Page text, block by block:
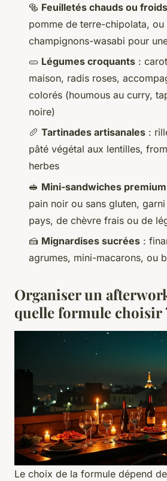
🥯 Feuilletés chauds ou froids
pomme de terre-chipolata, ou
champignons-wasabi pour
🥒 Légumes croquants :
maison, radis roses,
colorés (houmous au curry,
noire)
🥖 Tartinades artisanales :
pâté végétal aux lentilles,
herbes
🥪 Mini-sandwiches premium
pain noir ou sans gluten,
pays, de chèvre frais ou de
🍰 Mignardises sucrées :
agrumes, mini-macarons, ou
Organiser un
quelle formule choisir
Le choix de la formule dépend